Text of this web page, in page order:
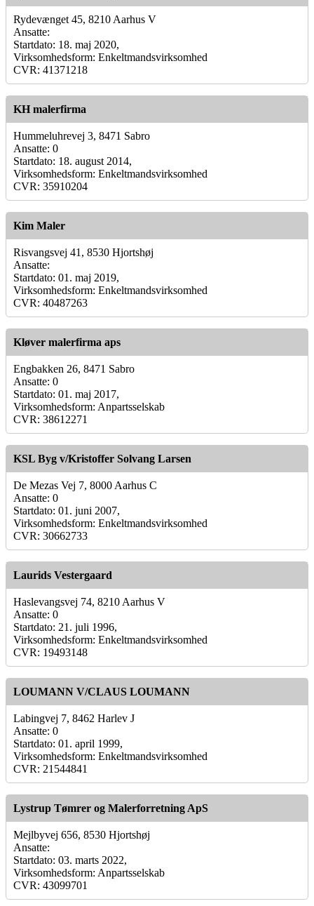
Rydevænget 45, 8210 Aarhus V
Ansatte:
Startdato: 18. maj 2020,
Virksomhedsform: Enkeltmandsvirksomhed
CVR: 41371218
KH malerfirma
Hummeluhrevej 3, 8471 Sabro
Ansatte: 0
Startdato: 18. august 2014,
Virksomhedsform: Enkeltmandsvirksomhed
CVR: 35910204
Kim Maler
Risvangsvej 41, 8530 Hjortshøj
Ansatte:
Startdato: 01. maj 2019,
Virksomhedsform: Enkeltmandsvirksomhed
CVR: 40487263
Kløver malerfirma aps
Engbakken 26, 8471 Sabro
Ansatte: 0
Startdato: 01. maj 2017,
Virksomhedsform: Anpartsselskab
CVR: 38612271
KSL Byg v/Kristoffer Solvang Larsen
De Mezas Vej 7, 8000 Aarhus C
Ansatte: 0
Startdato: 01. juni 2007,
Virksomhedsform: Enkeltmandsvirksomhed
CVR: 30662733
Laurids Vestergaard
Haslevangsvej 74, 8210 Aarhus V
Ansatte: 0
Startdato: 21. juli 1996,
Virksomhedsform: Enkeltmandsvirksomhed
CVR: 19493148
LOUMANN V/CLAUS LOUMANN
Labingvej 7, 8462 Harlev J
Ansatte: 0
Startdato: 01. april 1999,
Virksomhedsform: Enkeltmandsvirksomhed
CVR: 21544841
Lystrup Tømrer og Malerforretning ApS
Mejlbyvej 656, 8530 Hjortshøj
Ansatte:
Startdato: 03. marts 2022,
Virksomhedsform: Anpartsselskab
CVR: 43099701